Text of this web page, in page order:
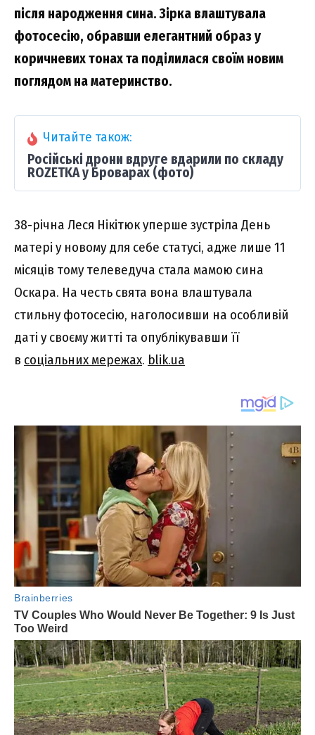
після народження сина. Зірка влаштувала
фотосесію, обравши елегантний образ у
коричневих тонах та поділилася своїм новим
поглядом на материнство.
Читайте також:
Російські дрони вдруге вдарили по складу
ROZETKA у Броварах (фото)
38-річна Леся Нікітюк уперше зустріла День
матері у новому для себе статусі, адже лише 11
місяців тому телеведуча стала мамою сина
Оскара. На честь свята вона влаштувала
стильну фотосесію, наголосивши на особливій
даті у своєму житті та опублікувавши її
в соціальних мережах. blik.ua